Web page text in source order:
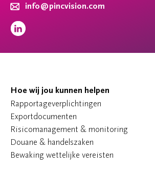
info@pincvision.com
Hoe wij jou kunnen helpen
Rapportageverplichtingen
Exportdocumenten
Risicomanagement & monitoring
Douane & handelszaken
Bewaking wettelijke vereisten